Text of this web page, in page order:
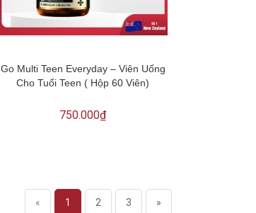
Go Multi Teen Everyday – Viên Uống
Cho Tuổi Teen ( Hộp 60 Viên)
750.000₫
« 1 2 3 »